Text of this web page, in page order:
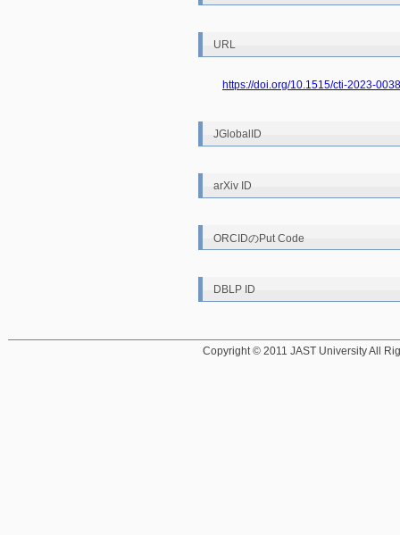
URL
https://doi.org/10.1515/cti-2023-0038
JGlobalID
arXiv ID
ORCIDのPut Code
DBLP ID